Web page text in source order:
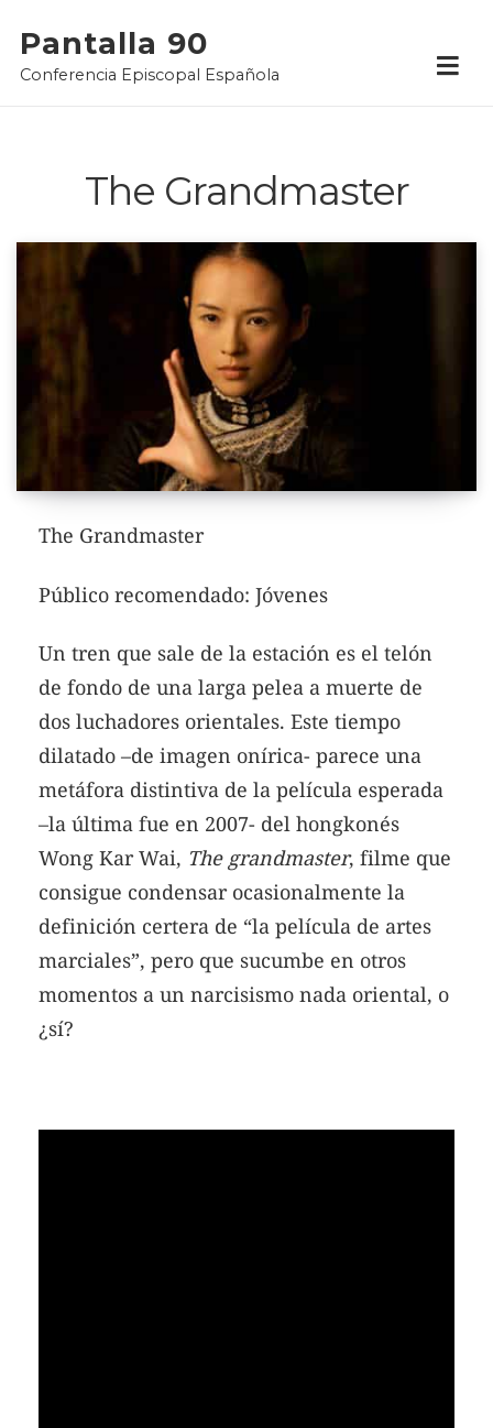
content
Pantalla 90
Conferencia Episcopal Española
The Grandmaster
The Grandmaster
Público recomendado: Jóvenes
Un tren que sale de la estación es el telón
de fondo de una larga pelea a muerte de
dos luchadores orientales. Este tiempo
dilatado –de imagen onírica- parece una
metáfora distintiva de la película esperada
–la última fue en 2007- del hongkonés
Wong Kar Wai, The grandmaster, filme que
consigue condensar ocasionalmente la
definición certera de “la película de artes
marciales”, pero que sucumbe en otros
momentos a un narcisismo nada oriental, o
¿sí?